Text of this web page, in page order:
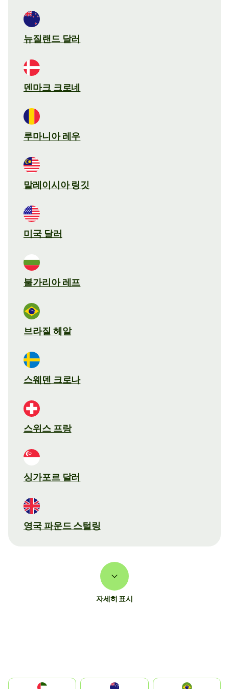
뉴질랜드 달러
덴마크 크로네
루마니아 레우
말레이시아 링깃
미국 달러
불가리아 레프
브라질 헤알
스웨덴 크로나
스위스 프랑
싱가포르 달러
영국 파운드 스털링
자세히 표시